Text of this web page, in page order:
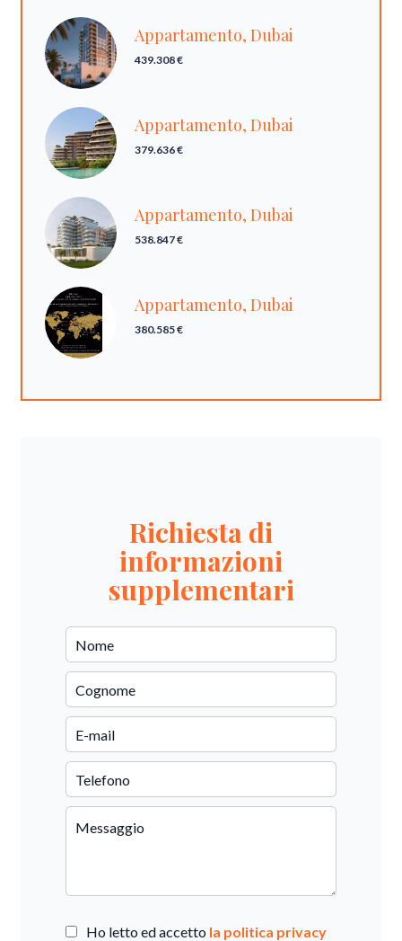
Appartamento, Dubai
439.308 €
Appartamento, Dubai
379.636 €
Appartamento, Dubai
538.847 €
Appartamento, Dubai
380.585 €
Richiesta di
informazioni
supplementari
Ho letto ed accetto la politica privacy